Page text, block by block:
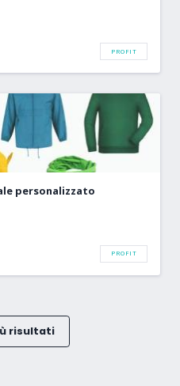
PROFIT
personalizzato
PROFIT
risultati